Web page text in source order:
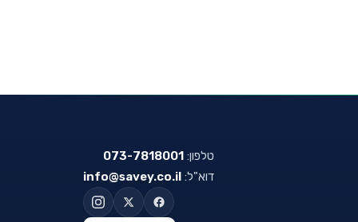
טלפון: 073-7818001
דוא"ל: info@savey.co.il